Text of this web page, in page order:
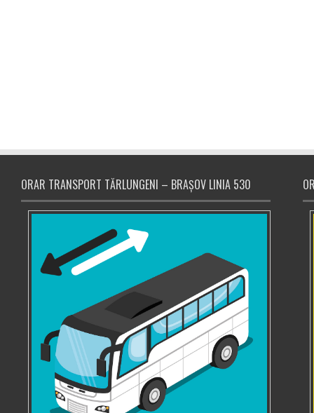
ORAR TRANSPORT TĂRLUNGENI – BRAȘOV LINIA 530